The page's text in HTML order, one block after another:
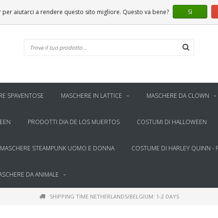
SPAVENTOSE MASCHERE IN LATTICE MASCHERE DA CLOWN
PRODOTTI DIA DE LOS MUERTOS COSTUMI DI HALLOWEEN
MASCHERE STEAMPUNK UOMO E DONNA COSTUME DI HARLEY QUINN -
DA ANIMALE
SHIPPING TIME NETHERLANDS/BELGIUM: 1-2 DAYS
aiutarci a rendere questo sito migliore. Questo va bene? Sì